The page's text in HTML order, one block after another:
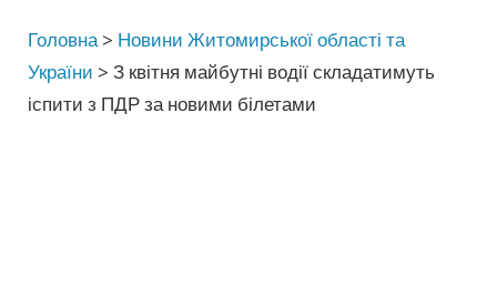
Головна > Новини Житомирської області та
України >З квітня майбутні водії складатимуть
іспити з ПДР за новими білетами